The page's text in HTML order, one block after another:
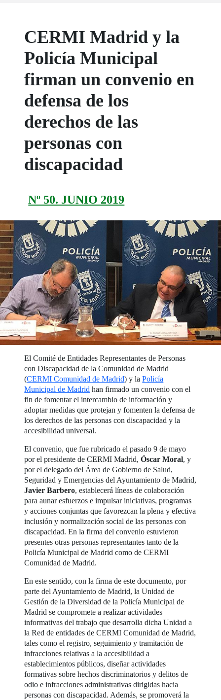
CERMI Madrid y la
Policía Municipal
firman un convenio en
defensa de los
derechos de las
personas con
discapacidad
Nº 50. JUNIO 2019
El Comité de Entidades Representantes de Personas
con Discapacidad de la Comunidad de Madrid
(CERMI Comunidad de Madrid) y laPolicía
Municipal de Madrid han firmado un convenio con el
fin de fomentar el intercambio de información y
adoptar medidas que protejan y fomenten la defensa de
los derechos de las personas con discapacidad y la
accesibilidad universal.
El convenio, que fue rubricado el pasado 9 de mayo
por el presidente de CERMI Madrid,Óscar Moral, y
por el delegado del Área de Gobierno de Salud,
Seguridad y Emergencias del Ayuntamiento de Madrid,
Javier Barbero, establecerá líneas de colaboración
para aunar esfuerzos e impulsar iniciativas, programas
y acciones conjuntas que favorezcan la plena y efectiva
inclusión y normalización social de las personas con
discapacidad. En la firma del convenio estuvieron
presentes otras personas representantes tanto de la
Policía Municipal de Madrid como de CERMI
Comunidad de Madrid.
En este sentido, con la firma de este documento, por
parte del Ayuntamiento de Madrid, la Unidad de
Gestión de la Diversidad de la Policía Municipal de
Madrid se compromete a realizar actividades
informativas del trabajo que desarrolla dicha Unidad a
la Red de entidades de CERMI Comunidad de Madrid,
tales como el registro, seguimiento y tramitación de
infracciones relativas a la accesibilidad a
establecimientos públicos, diseñar actividades
formativas sobre hechos discriminatorios y delitos de
odio e infracciones administrativas dirigidas hacia
personas con discapacidad. Además, se promoverá la